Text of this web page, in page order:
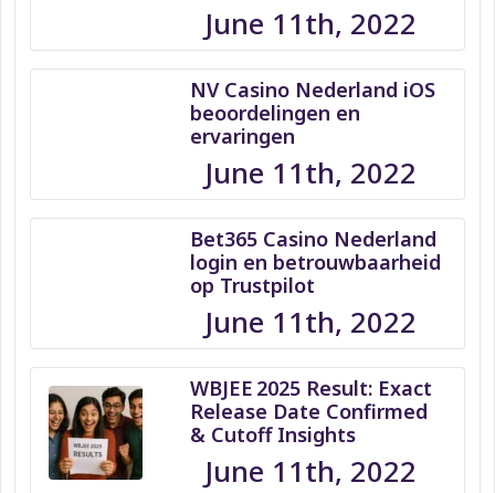
June 11th, 2022
NV Casino Nederland iOS
beoordelingen en
ervaringen
June 11th, 2022
Bet365 Casino Nederland
login en betrouwbaarheid
op Trustpilot
June 11th, 2022
WBJEE 2025 Result: Exact
Release Date Confirmed
& Cutoff Insights
June 11th, 2022